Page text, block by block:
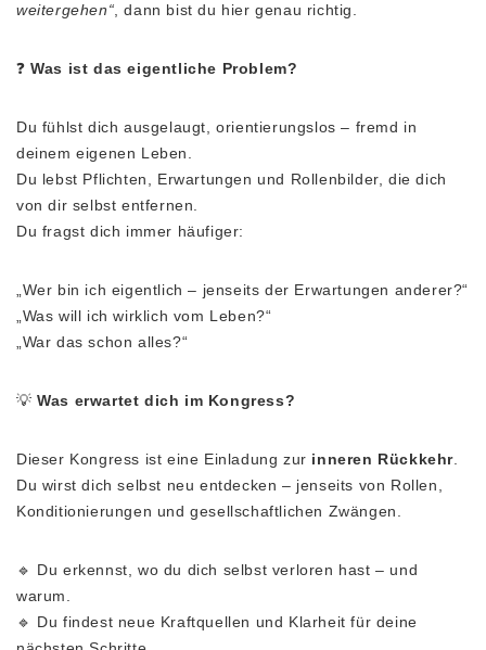
weitergehen“ , dann bist du hier genau richtig.
❓Was ist das eigentliche Problem?
Du fühlst dich ausgelaugt, orientierungslos – fremd in
deinem eigenen Leben.
Du lebst Pflichten, Erwartungen und Rollenbilder, die dich
von dir selbst entfernen.
Du fragst dich immer häufiger:
„Wer bin ich eigentlich – jenseits der Erwartungen anderer?“
„Was will ich wirklich vom Leben?“
„War das schon alles?“
💡Was erwartet dich im Kongress?
Dieser Kongress ist eine Einladung zur inneren Rückkehr
Du wirst dich selbst neu entdecken – jenseits von Rollen,
Konditionierungen und gesellschaftlichen Zwängen.
🔹 Du erkennst, wo du dich selbst verloren hast – und
warum.
🔹 Du findest neue Kraftquellen und Klarheit für deine